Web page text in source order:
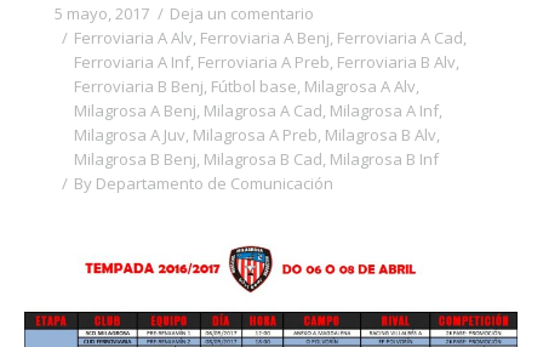
5 mayo, 2017
Deja un comentario
Ferroviaria A Alv, Ferroviaria A Benj, Ferroviaria A Cad,
Ferroviaria A Inf, Ferroviaria A Preb, Ferroviaria B Alv,
Ferroviaria B Benj, Fútbol base, Milagrosa A Alv,
Milagrosa A Benj, Milagrosa A Cad, Milagrosa A Inf,
Milagrosa A Juv, Milagrosa A Preb, Milagrosa B Alv,
Milagrosa B Benj, Milagrosa B Cad, Milagrosa B Inf
By Departamento de Comunicación